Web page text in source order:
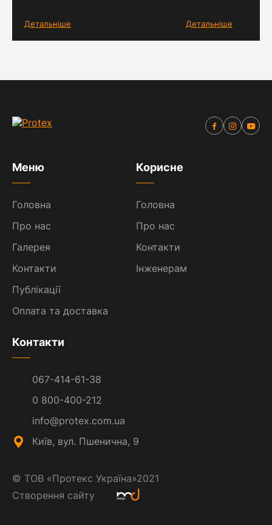
Детальніше Детальніше
Меню
Головна
Про нас
Галерея
Контакти
Публікації
Оплата та доставка
Корисне
Головна
Про нас
Контакти
Інженерам
Контакти
067-414-61-38
0 800-400-212
info@protex.com.ua
Київ, вул. Пшенична, 9
© ТОВ «Протекс Україна»2021
Створення сайту